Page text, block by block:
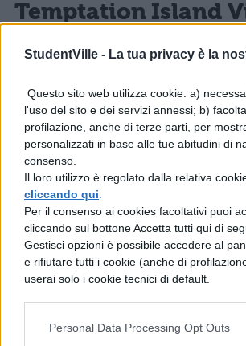
StudentVille - La tua privacy è la
Questo sito web utilizza cookie: a)
l'uso del sito e dei servizi annessi; b)
profilazione, anche di terze parti, per
personalizzati in base alle tue abitudini di
consenso.
Il loro utilizzo è regolato dalla relativa
cliccando qui
Per il consenso ai cookies facoltativi puoi
cliccando sul bottone Accetta tutti qui di
Gestisci opzioni è possibile accedere al
e rifiutare tutti i cookie (anche di
userai solo i cookie tecnici di default.
Personal Data Processing Opt Outs
Temptation Island
anticipazioni
puntata
Stando a quanto abbiamo
vedere nel promo che è stato
onda alla fine della prima
prossimo ne succederanno di
Innanzitutto Alessia ha
un’ospite sull’isola che si vede
mare, aggiungendo che la sua
influenzerà entrambi i villaggi,
Vedremo se Sharon accetterà
confronto chiestole dal